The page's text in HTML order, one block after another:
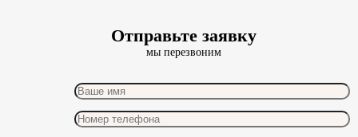
Отправьте заявку
мы перезвоним